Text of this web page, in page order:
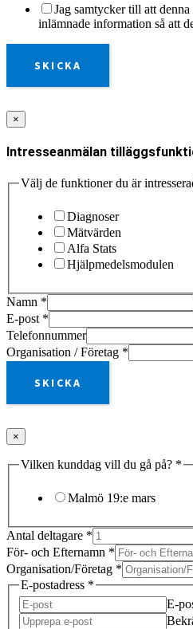
Jag samtycker till att
inlämnade information så att
SKICKA
×
Intresseanmälan
Välj de funktioner du är
Diagnoser
Mätvärden
Alfa Stats
Hjälpmedelsmodulen
Namn *
E-post *
Telefonnummer
Organisation / Företag *
SKICKA
×
Vilken kunddag vill du gå på? *
Malmö 19:e mars
Antal deltagare *
För- och Efternamn *
Organisation/Företag *
E-postadress *
E-